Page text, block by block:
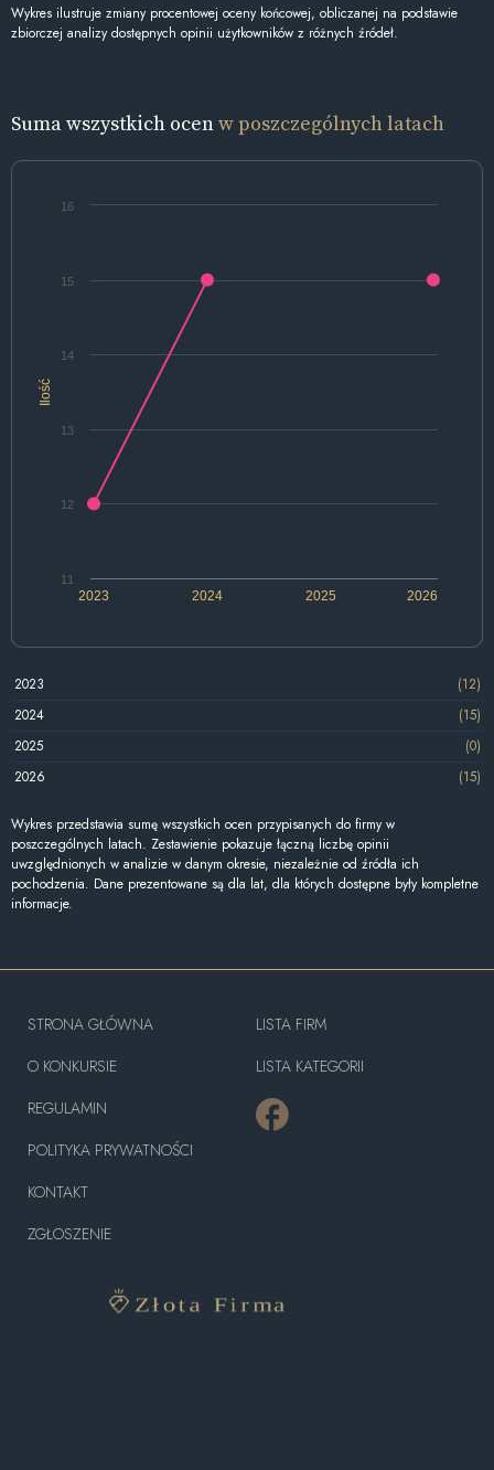
Wykres ilustruje zmiany procentowej oceny końcowej, obliczanej na podstawie
zbiorczej analizy dostępnych opinii użytkowników z różnych źródeł.
Suma wszystkich ocenw poszczególnych latach
Ilość
2024 2026
2023 2025
11
12
13
14
15
16
2023
(12)
2024
(15)
2025
(0)
2026
(15)
Wykres przedstawia sumę wszystkich ocen przypisanych do firmy w
poszczególnych latach. Zestawienie pokazuje łączną liczbę opinii
uwzględnionych w analizie w danym okresie, niezależnie od źródła ich
pochodzenia. Dane prezentowane są dla lat, dla których dostępne były kompletne
informacje.
STRONA GŁÓWNA
O KONKURSIE
REGULAMIN
POLITYKA PRYWATNOŚCI
KONTAKT
ZGŁOSZENIE
LISTA FIRM
LISTA KATEGORII